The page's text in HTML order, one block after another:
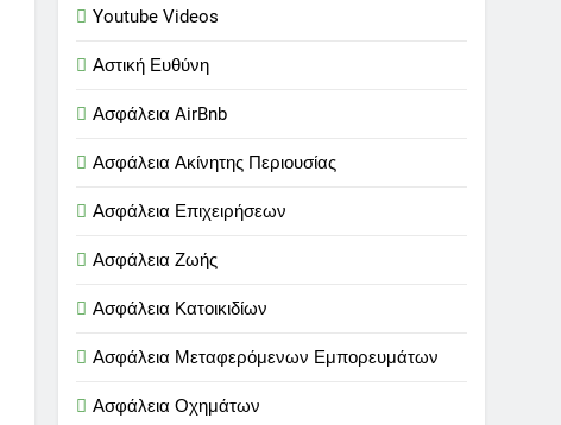
Youtube Videos
Αστική Ευθύνη
Ασφάλεια AirBnb
Ασφάλεια Ακίνητης Περιουσίας
Ασφάλεια Επιχειρήσεων
Ασφάλεια Ζωής
Ασφάλεια Κατοικιδίων
Ασφάλεια Μεταφερόμενων Εμπορευμάτων
Ασφάλεια Οχημάτων